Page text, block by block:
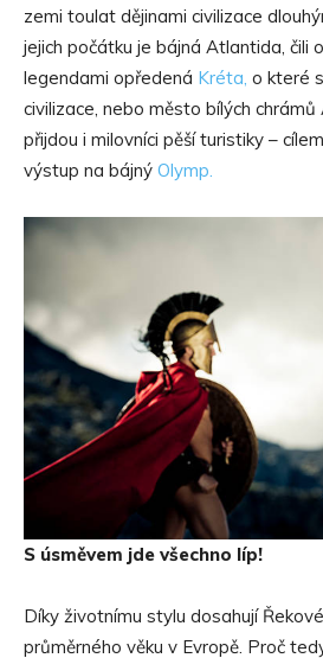
zemi toulat dějinami civilizace
jejich počátku je bájná Atlantida, čili
legendami opředená Kréta, o které
civilizace, nebo město bílých
přijdou i milovníci pěší turistiky –
výstup na bájný Olymp.
S úsměvem jde všechno líp!
Díky životnímu stylu dosahují
průměrného věku v Evropě. Proč